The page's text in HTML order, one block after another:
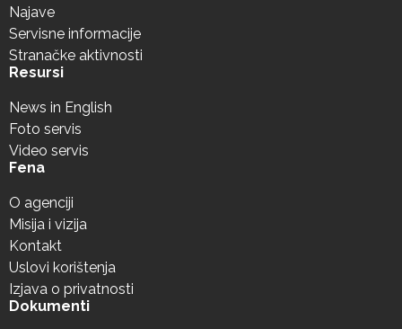
Najave
Servisne informacije
Stranačke aktivnosti
Resursi
News in English
Foto servis
Video servis
Fena
O agenciji
Misija i vizija
Kontakt
Uslovi korištenja
Izjava o privatnosti
Dokumenti